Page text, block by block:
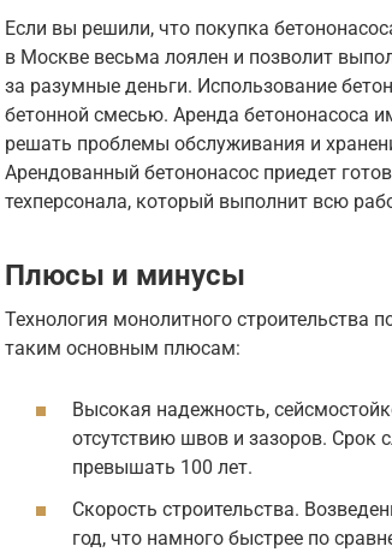
Если вы решили, что покупка
в Москве весьма лоялен и позволит
за разумные деньги. Использование
бетонной смесью. Аренда бетононасоса
решать проблемы обслуживания и
Арендованный бетононасос приедет
техперсонала, который выполнит всю
Плюсы и минусы
Технология монолитного строительства
таким основным плюсам:
Высокая надежность,
отсутствию швов и зазоров. Срок
превышать 100 лет.
Скорость строительства.
год, что намного быстрее по